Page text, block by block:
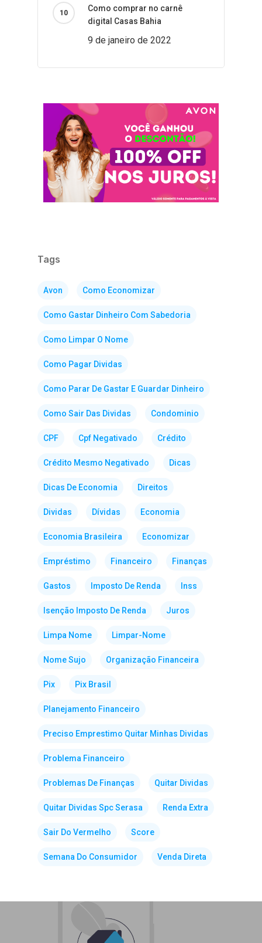
Como comprar no carnê
digital Casas Bahia
9 de janeiro de 2022
Tags
Avon Como Economizar
Como Gastar Dinheiro Com Sabedoria
Como Limpar O Nome
Como Pagar Dividas
Como Parar De Gastar E Guardar Dinheiro
Como Sair Das Dividas Condominio
CPF Cpf Negativado Crédito
Crédito Mesmo Negativado Dicas
Dicas De Economia Direitos
Dividas Dívidas Economia
Economia Brasileira Economizar
Empréstimo Financeiro Finanças
Gastos Imposto De Renda Inss
Isenção Imposto De Renda Juros
Limpa Nome Limpar-Nome
Nome Sujo Organização Financeira
Pix Pix Brasil
Planejamento Financeiro
Preciso Emprestimo Quitar Minhas Dividas
Problema Financeiro
Problemas De Finanças Quitar Dividas
Quitar Dividas Spc Serasa Renda Extra
Sair Do Vermelho Score
Semana Do Consumidor Venda Direta